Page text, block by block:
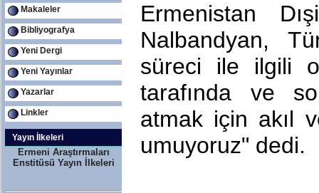
Makaleler
Bibliyografya
Yeni Dergi
Yeni Yayınlar
Yazarlar
Linkler
Yayın İlkeleri
Ermeni Araştırmaları
Enstitüsü Yayın İlkeleri
Ermenistan
Nalbandyan,
süreci ile ilgili
tarafında ve
atmak için akıl
umuyoruz" dedi.